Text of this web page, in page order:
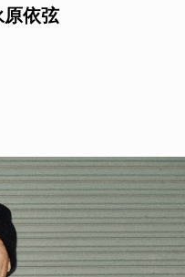
依弦